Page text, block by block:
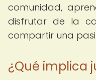
comunidad,
disfrutar de la
compartir una
¿Qué implica